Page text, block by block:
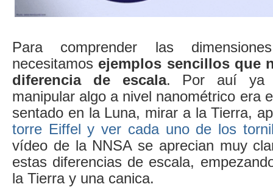
Para comprender las
necesitamos ejemplos sencillos que
diferencia de escala. Por auí ya
manipular algo a nivel nanométrico era
sentado en la Luna, mirar a la Tierra,
torre Eiffel y ver cada uno de los
vídeo de la NNSA se aprecian muy
estas diferencias de escala,
la Tierra y una canica.